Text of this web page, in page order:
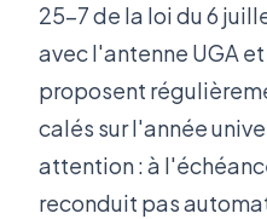
25-7 de la loi du 6
avec l'antenne UGA
proposent
calés sur l'année
attention : à
reconduit pas